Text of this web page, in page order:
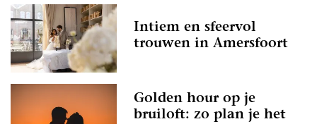
Intiem en sfeervol
trouwen in Amersfoort
Golden hour op je
bruiloft: zo plan je het